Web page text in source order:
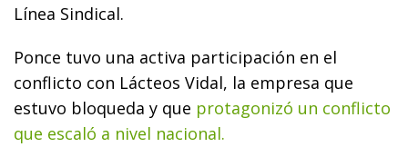
Línea Sindical.
Ponce tuvo una activa participación en el
conflicto con Lácteos Vidal, la empresa que
estuvo bloqueda y que protagonizó un conflicto
que escaló a nivel nacional.